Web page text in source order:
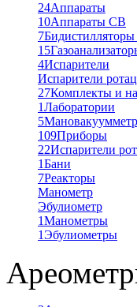
24Аппараты
10Аппараты СВ
7
15
4Испарители
Испарители
27Комплекты и
1Лаборатории
5
109Приборы
22Испарители
1Бани
7Реакторы
Манометр
Эбулиометр
1Манометры
1Эбулиометры